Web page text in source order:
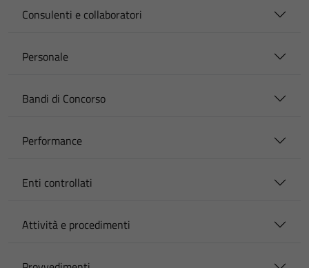
Consulenti e collaboratori
Personale
Bandi di Concorso
Performance
Enti controllati
Attività e procedimenti